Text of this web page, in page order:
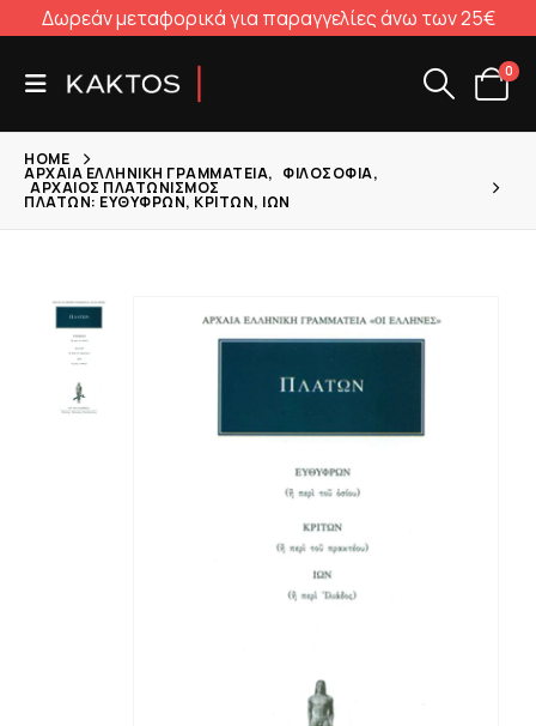
Δωρεάν μεταφορικά για παραγγελίες άνω των 25€
0
HOME
ΑΡΧΑΊΑ ΕΛΛΗΝΙΚΉ ΓΡΑΜΜΑΤΕΊΑ, ΦΙΛΟΣΟΦΊΑ,
ΑΡΧΑΊΟΣ ΠΛΑΤΩΝΙΣΜΌΣ
ΠΛΆΤΩΝ: ΕΥΘΎΦΡΩΝ, ΚΡΊΤΩΝ, ΊΩΝ